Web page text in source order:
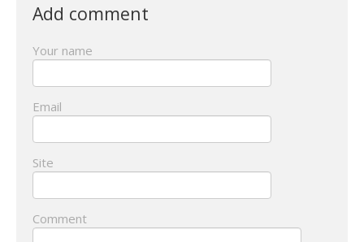
Add comment
Your name
Email
Site
Comment